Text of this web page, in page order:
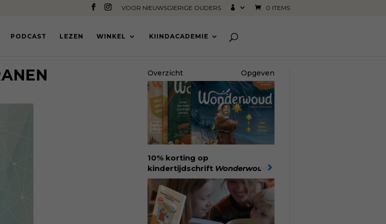
VOOR NIEUWSGIERIGE OUDERS 0 ITEMS
PODCAST LEZEN WINKEL KIINDACADEMIE
Overzicht Opgeven
10% korting op
kindertijdschrift Wonderwoud !
Urenlang lees- en speelplezier
voor dromers, doeners en
denkers. Wonderwoud is het
ambachtelijk gemaakte
antwoord op alle snelle